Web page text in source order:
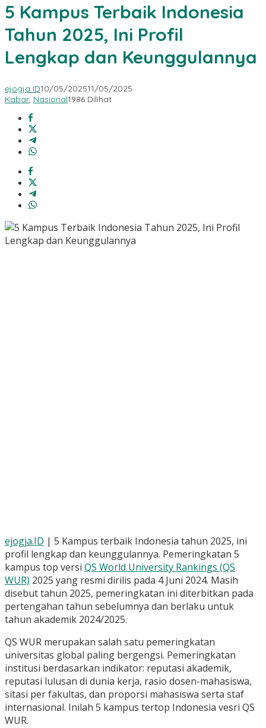
5 Kampus Terbaik Indonesia
Tahun 2025, Ini Profil
Lengkap dan Keunggulannya
ejogja ID10/05/202511/05/2025
Kabar, Nasional1986 Dilihat
ejogja.ID | 5 Kampus terbaik Indonesia tahun 2025, ini
profil lengkap dan keunggulannya. Pemeringkatan 5
kampus top versi QS World University Rankings (QS
WUR) 2025 yang resmi dirilis pada 4 Juni 2024. Masih
disebut tahun 2025, pemeringkatan ini diterbitkan pada
pertengahan tahun sebelumnya dan berlaku untuk
tahun akademik 2024/2025.
QS WUR merupakan salah satu pemeringkatan
universitas global paling bergengsi. Pemeringkatan
institusi berdasarkan indikator: reputasi akademik,
reputasi lulusan di dunia kerja, rasio dosen-mahasiswa,
sitasi per fakultas, dan proporsi mahasiswa serta staf
internasional. Inilah 5 kampus tertop Indonesia vesri QS
WUR.